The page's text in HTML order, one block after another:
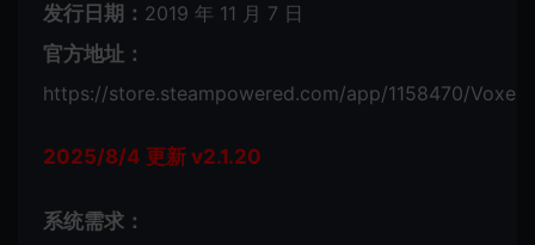
发行日期： 2019 年 11 月 7 日
官方地址：
https://store.steampowered.com/app/1158470/
2025/8/4 更新 v2.1.20
系统需求：